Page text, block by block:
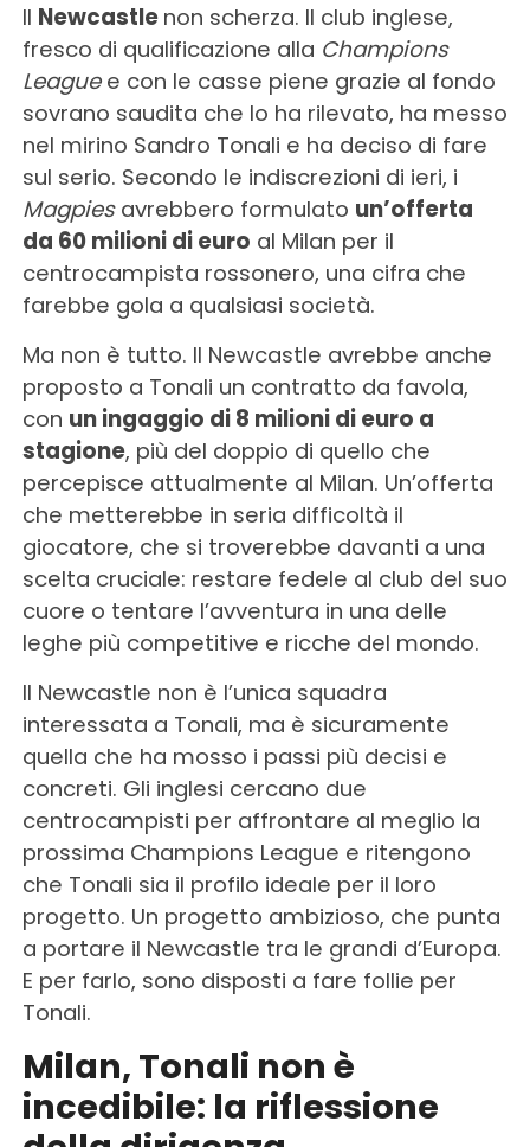
Il Newcastle non scherza. Il club inglese,
fresco di qualificazione alla Champions
Leaguee con le casse piene grazie al fondo
sovrano saudita che lo ha rilevato, ha messo
nel mirino Sandro Tonali e ha deciso di fare
sul serio. Secondo le indiscrezioni di ieri, i
Magpies avrebbero formulato un’offerta
da 60 milioni di euro al Milan per il
centrocampista rossonero, una cifra che
farebbe gola a qualsiasi società.
Ma non è tutto. Il Newcastle avrebbe anche
proposto a Tonali un contratto da favola,
con un ingaggio di 8 milioni di euro a
stagione, più del doppio di quello che
percepisce attualmente al Milan. Un’offerta
che metterebbe in seria difficoltà il
giocatore, che si troverebbe davanti a una
scelta cruciale: restare fedele al club del suo
cuore o tentare l’avventura in una delle
leghe più competitive e ricche del mondo.
Il Newcastle non è l’unica squadra
interessata a Tonali, ma è sicuramente
quella che ha mosso i passi più decisi e
concreti. Gli inglesi cercano due
centrocampisti per affrontare al meglio la
prossima Champions League e ritengono
che Tonali sia il profilo ideale per il loro
progetto. Un progetto ambizioso, che punta
a portare il Newcastle tra le grandi d’Europa.
E per farlo, sono disposti a fare follie per
Tonali.
Milan, Tonali non è
incedibile: la riflessione